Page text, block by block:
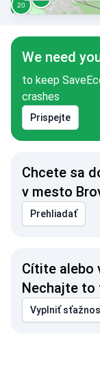
We need
to keep
crashes
Prispejte
Chcete sa
v mesto
Prehliadať
Cítite alebo
Nechajte to
Vyplniť